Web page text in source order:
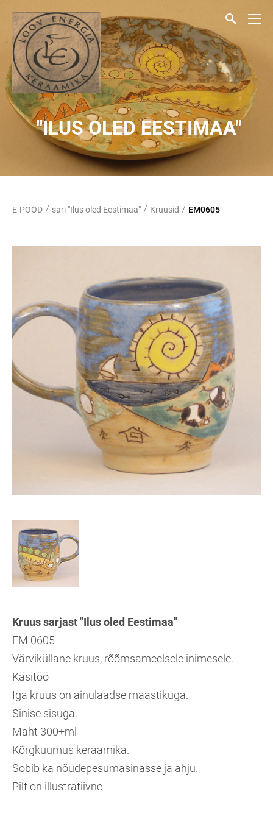
"ILUS OLED EESTIMAA"
E-POOD / sari "Ilus oled Eestimaa" / Kruusid / EM0605
Kruus sarjast "Ilus oled Eestimaa"
EM 0605
Värviküllane kruus, rõõmsameelsele inimesele.
Käsitöö
Iga kruus on ainulaadse maastikuga.
Sinise sisuga.
Maht 300+ml
Kõrgkuumus keraamika.
Sobib ka nõudepesumasinasse ja ahju.
Pilt on illustratiivne